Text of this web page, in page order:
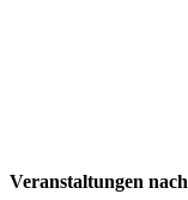
Veranstaltungen